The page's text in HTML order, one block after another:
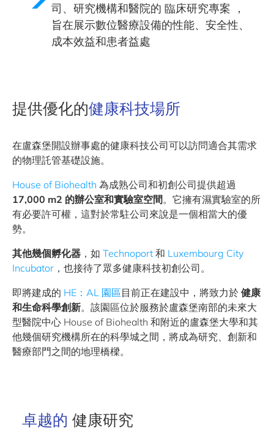
司、研究機構和醫院的 臨床研究專案 ，
旨在展示數位醫療設備的性能、安全性、
成本效益和患者益處
提供優化的健康科技場所
在盧森堡開設辦事處的健康科技公司可以訪問適合其需求
的物理託管基礎設施。
House of Biohealth 為成熟公司和初創公司提供超過
17,000 m2 的辦公室和實驗室空間。它擁有濕實驗室的所
有必要許可權，這對於常駐公司來說是一個相當大的優
勢。
其他幾個孵化器 ，如 Technoport 和 Luxembourg City
Incubator ，也接待了眾多健康科技初創公司。
即將建成的 HE：AL 園區目前正在建設中，將致力於 健康
和生命科學創新。該園區位於服務於盧森堡南部的未來大
型醫院中心 House of Biohealth 和附近的盧森堡大學和其
他幾個研究機構所在的科學城之間，將成為研究、創新和
醫療部門之間的地理橋樑。
卓越的 健康研究